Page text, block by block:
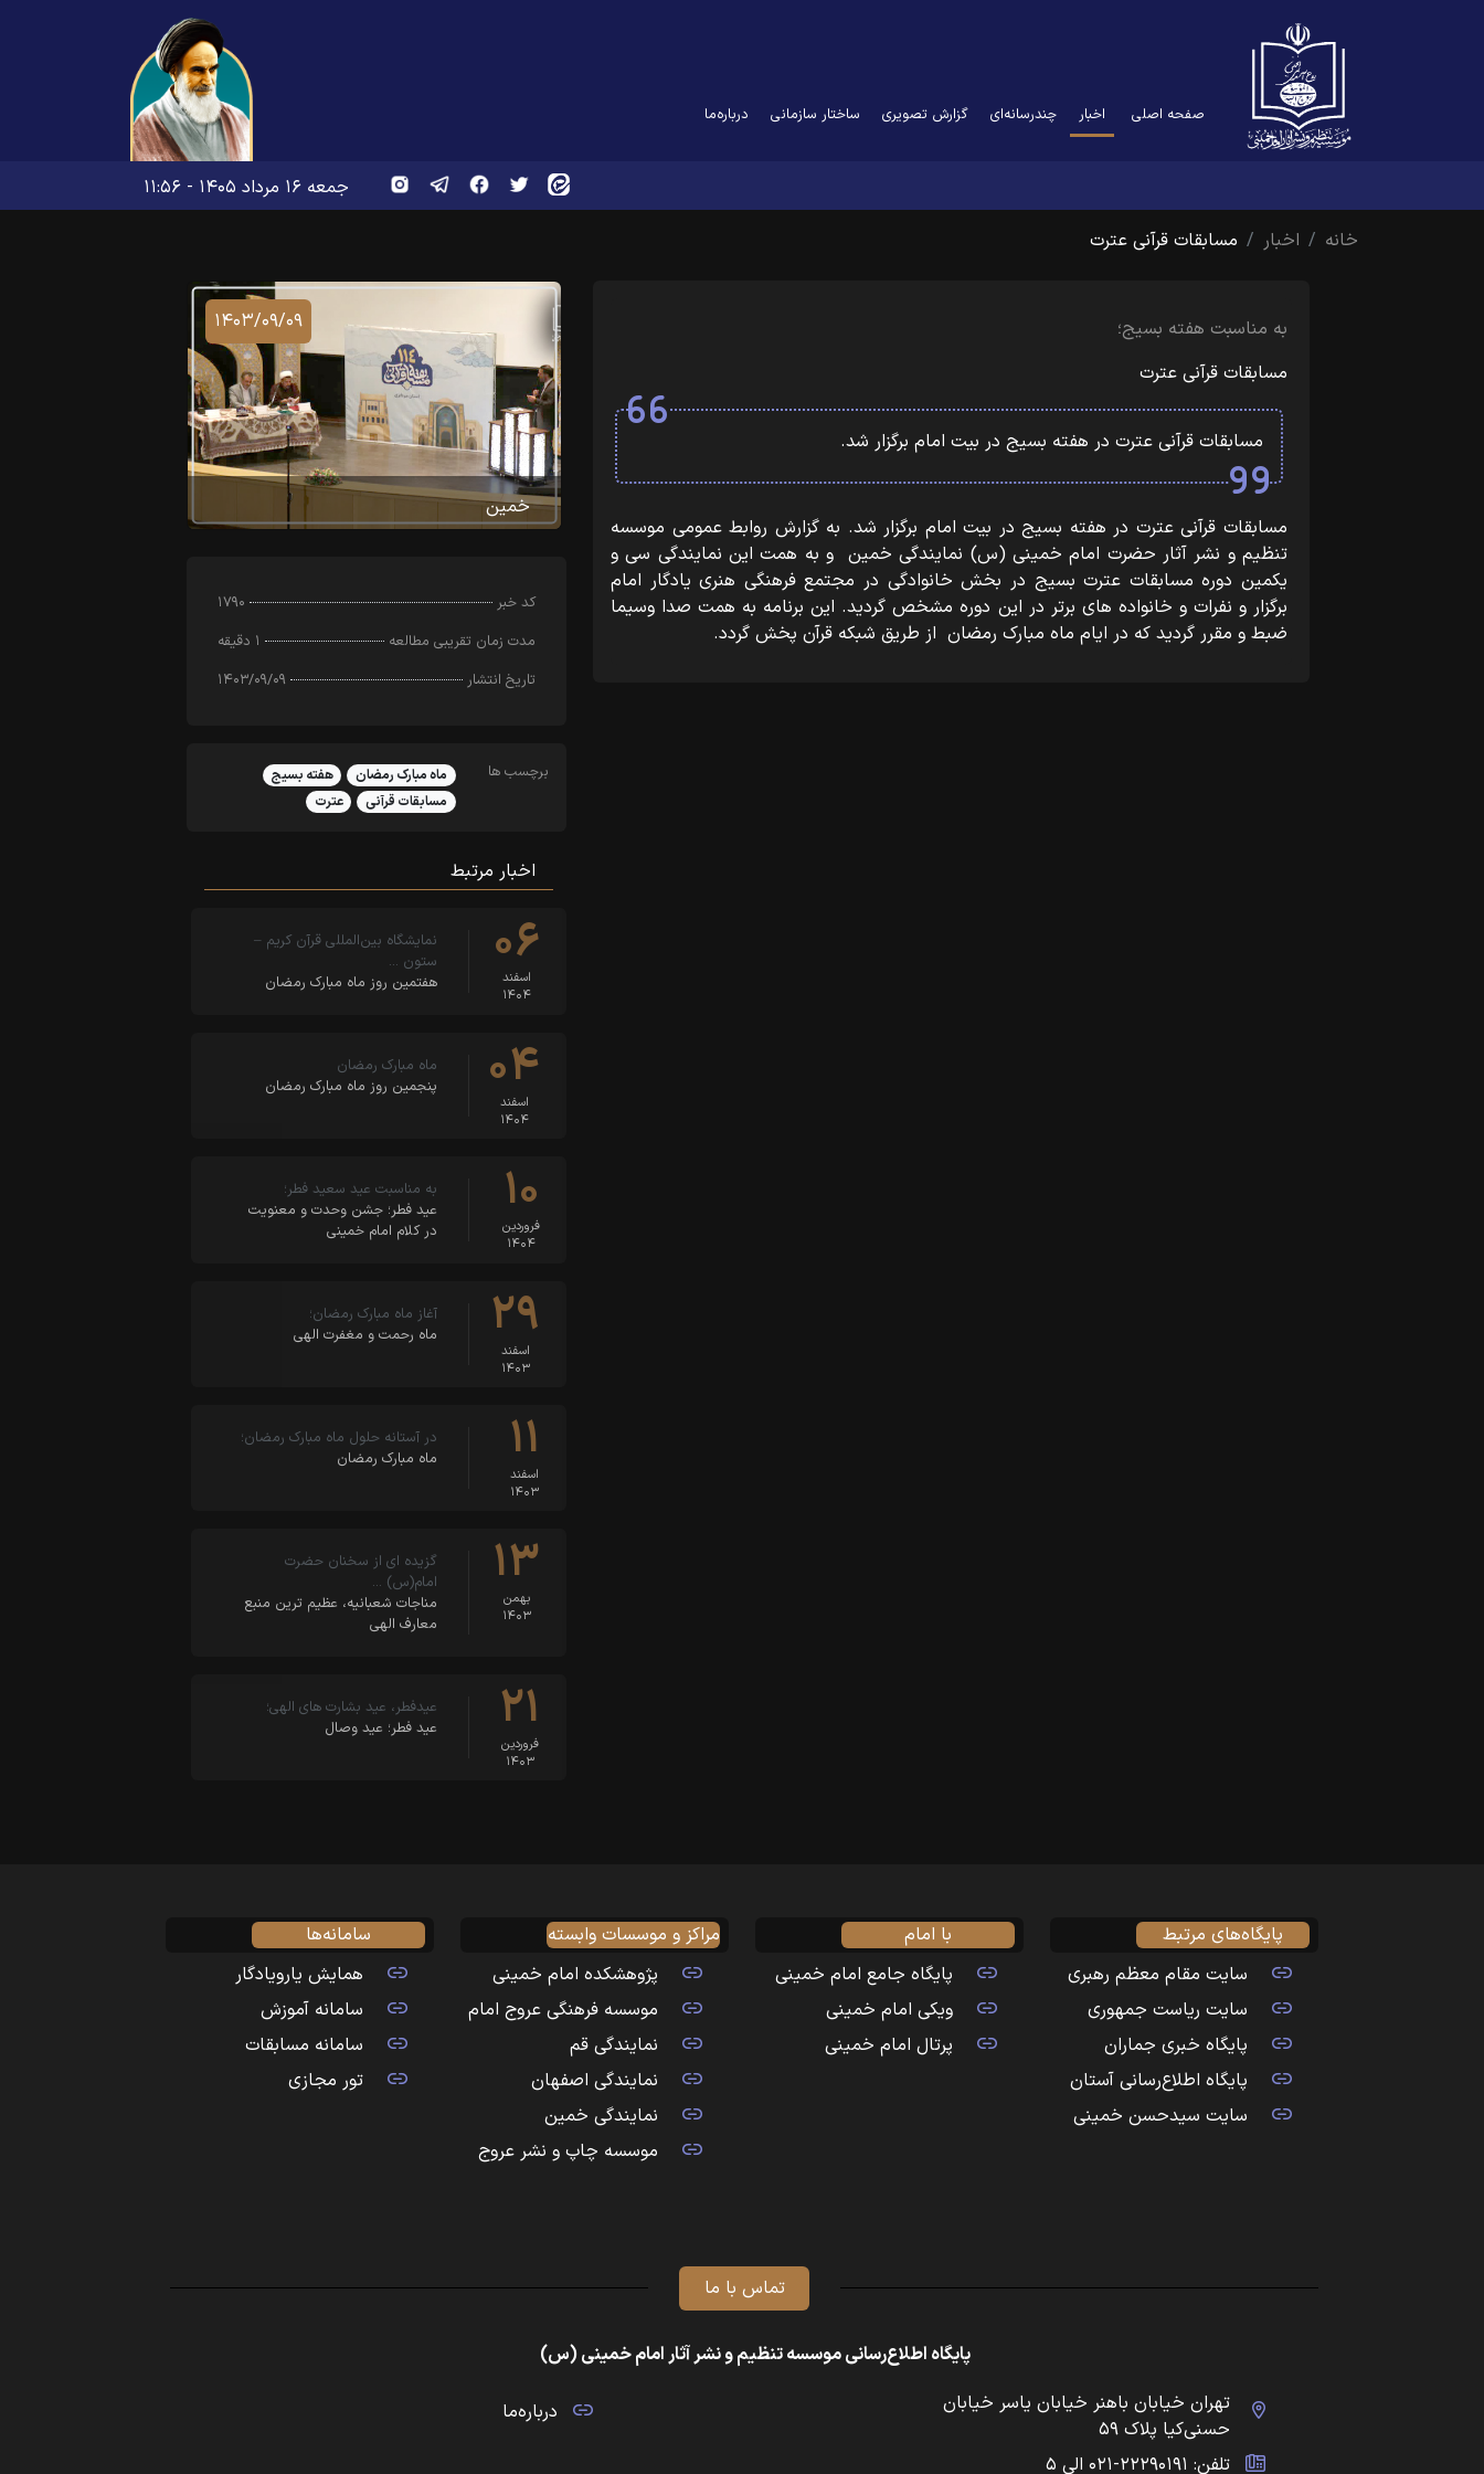
صفحه اصلی اخبار چندرسانه‌ای گزارش تصویری ساختار سازمانی درباره‌ما
جمعه ۱۶ مرداد ۱۴۰۵ - ۱۱:۵۶
خانه
اخبار مسابقات قرآنی عترت
به مناسبت هفته بسیج؛
مسابقات قرآنی عترت
مسابقات قرآنی عترت در هفته بسیج در بیت امام برگزار شد.
مسابقات قرآنی عترت در هفته بسیج در بیت امام برگزار شد. به گزارش روابط عمومی موسسه
تنظیم و نشر آثار حضرت امام خمینی (س) نمایندگی خمین و به همت این نمایندگی سی و
یکمین دوره مسابقات عترت بسیج در بخش خانوادگی در مجتمع فرهنگی هنری یادگار امام
برگزار و نفرات و خانواده های برتر در این دوره مشخص گردید. این برنامه به همت صدا وسیما
ضبط و مقرر گردید که در ایام ماه مبارک رمضان از طریق شبکه قرآن پخش گردد.
۱۴۰۳/۰۹/۰۹
خمین
کد خبر
۱۷۹۰
مدت زمان تقریبی مطالعه
۱ دقیقه
تاریخ انتشار
۱۴۰۳/۰۹/۰۹
برچسب ها ماه مبارک رمضان
هفته بسیج
مسابقات قرآنی
عترت
اخبار مرتبط
۰۶
اسفند
۱۴۰۴
نمایشگاه بین‌المللی قرآن کریم –
ستون …
هفتمین روز ماه مبارک رمضان
۰۴
اسفند
۱۴۰۴
ماه مبارک رمضان
پنجمین روز ماه مبارک رمضان
۱۰
فروردین
۱۴۰۴
به مناسبت عید سعید فطر؛
عید فطر؛ جشن وحدت و معنویت
در کلام امام خمینی
۲۹
اسفند
۱۴۰۳
آغاز ماه مبارک رمضان؛
ماه رحمت و مغفرت الهی
۱۱
اسفند
۱۴۰۳
در آستانه حلول ماه مبارک رمضان؛
ماه مبارک رمضان
۱۳
بهمن
۱۴۰۳
گزیده ای از سخنان حضرت
امام(س) …
مناجات شعبانیه، عظیم ترین منبع
معارف الهى‏
۲۱
فروردین
۱۴۰۳
عیدفطر، عید بشارت های الهی؛
عید فطر؛ عید وصال
پایگاه‌های مرتبط
سایت مقام معظم رهبری
سایت ریاست جمهوری
پایگاه خبری جماران
پایگاه اطلاع‌رسانی آستان
سایت سیدحسن خمینی
با امام
پایگاه جامع امام خمینی
ویکی امام خمینی
پرتال امام خمینی
مراکز و موسسات وابسته
پژوهشکده امام خمینی
موسسه فرهنگی عروج امام
نمایندگی قم
نمایندگی اصفهان
نمایندگی خمین
موسسه چاپ و نشر عروج
سامانه‌ها
همایش یارویادگار
سامانه آموزش
سامانه مسابقات
تور مجازی
تماس با ما
پایگاه اطلاع‌رسانی موسسه تنظیم و نشر آثار امام خمینی (س)
تهران خیابان باهنر خیابان یاسر خیابان
حسنی‌کیا پلاک ۵۹
تلفن: ۲۲۲۹۰۱۹۱-۰۲۱ الی ۵
درباره‌ما